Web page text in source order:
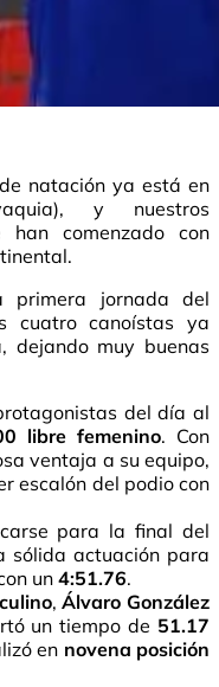
natación ya está en
y nuestros
han comenzado con
jornada del
cuatro canoístas ya
dejando muy buenas
del día al
libre femenino. Con
ventaja a su equipo,
escalón del podio con
para la final del
sólida actuación para
un4:51.76.
,Álvaro González
un tiempo de 51.17
en novena posición